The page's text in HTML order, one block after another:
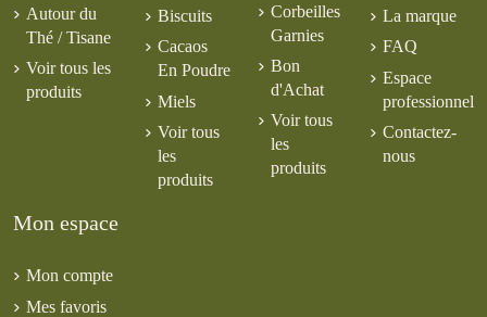
Autour du
Thé / Tisane
Voir tous les
produits
Biscuits
Cacaos
En Poudre
Miels
Voir tous
les
produits
Corbeilles
Garnies
Bon
d'Achat
Voir tous
les
produits
La marque
FAQ
Espace
professionnel
Contactez-
nous
Mon espace
Mon compte
Mes favoris